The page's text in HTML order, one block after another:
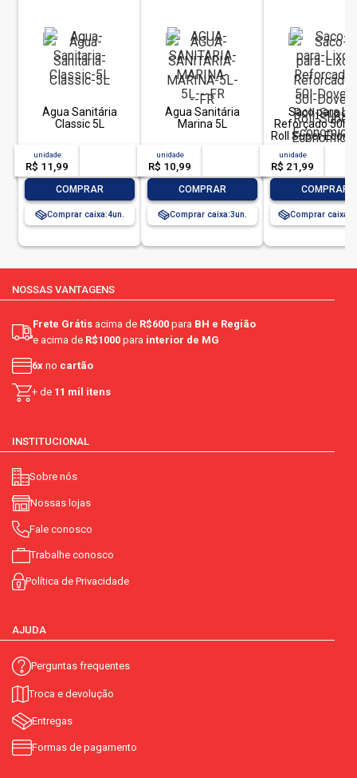
Água Sanitária
Classic 5L
unidade
R$ 11,99
COMPRAR
Comprar caixa:4
Água Sanitária
Marina 5L
unidade
R$ 10,99
COMPRAR
Comprar caixa:3
Saco para
Reforçado 50l
Roll Super
20 Unidades
unidade
R$ 21,99
COMPRAR
Comprar caixa:
NOSSAS VANTAGENS
Frete Grátis acima de R$600 para BH e Região
e acima de R$1000 para interior de MG
6x no cartão
+ de 11 mil itens
INSTITUCIONAL
Sobre nós
Nossas lojas
Fale conosco
Trabalhe conosco
Política de Privacidade
AJUDA
Perguntas frequentes
Troca e devolução
Entregas
Formas de pagamento